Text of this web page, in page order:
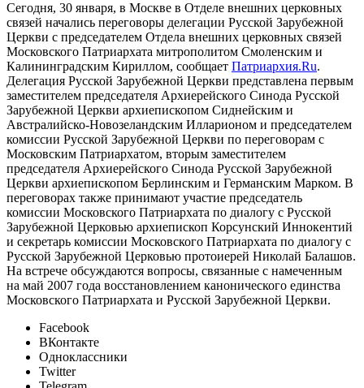
Сегодня, 30 января, в Москве в Отделе внешних церковных
связей начались переговоры делегации Русской Зарубежной
Церкви с председателем Отдела внешних церковных связей
Московского Патриархата митрополитом Смоленским и
Калининградским Кириллом, сообщает Патриархия.Ru.
Делегация Русской Зарубежной Церкви представлена первым
заместителем председателя Архиерейского Синода Русской
Зарубежной Церкви архиепископом Сиднейским и
Австралийско-Новозеландским Илларионом и председателем
комиссии Русской Зарубежной Церкви по переговорам с
Московским Патриархатом, вторым заместителем
председателя Архиерейского Синода Русской Зарубежной
Церкви архиепископом Берлинским и Германским Марком. В
переговорах также принимают участие председатель
комиссии Московского Патриархата по диалогу с Русской
Зарубежной Церковью архиепископ Корсунский Иннокентий
и секретарь комиссии Московского Патриархата по диалогу с
Русской Зарубежной Церковью протоиерей Николай Балашов.
На встрече обсуждаются вопросы, связанные с намеченным
на май 2007 года восстановлением канонического единства
Московского Патриархата и Русской Зарубежной Церкви.
Facebook
ВКонтакте
Одноклассники
Twitter